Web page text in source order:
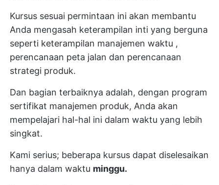
Kursus sesuai permintaan ini akan membantu
Anda mengasah keterampilan inti yang berguna
seperti keterampilan manajemen waktu ,
perencanaan peta jalan dan perencanaan
strategi produk.
Dan bagian terbaiknya adalah, dengan program
sertifikat manajemen produk, Anda akan
mempelajari hal-hal ini dalam waktu yang lebih
singkat.
Kami serius; beberapa kursus dapat diselesaikan
hanya dalam waktu minggu.